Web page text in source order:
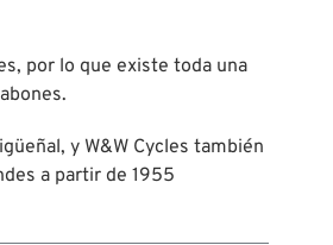
por lo que existe toda una
y W&W Cycles también
a partir de 1955